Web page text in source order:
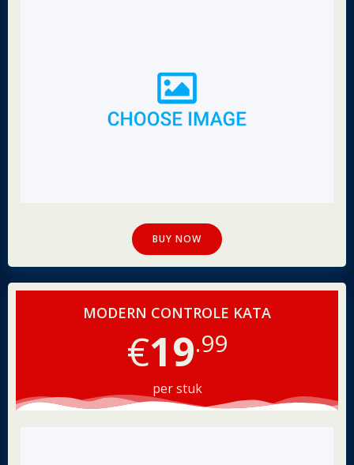
BUY NOW
MODERN CONTROLE KATA
€19.99
per stuk